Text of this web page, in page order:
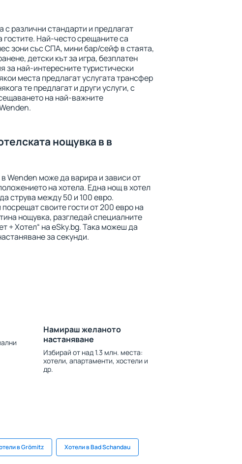
с различни стандарти и предлагат
гостите. Най-често срещаните са
зони със СПА, мини бар/сейф в стаята,
детски кът за игра, безплатен
за най-интересните туристически
места предлагат услугата трансфер
те предлагат и други услуги, с
на най-важните
нощувка в в
Wenden може да варира и зависи от
на хотела. Една нощ в хотел
струва между 50 и 100 евро.
своите гости от 200 евро на
нощувка, разгледай специалните
+ Хотел“ на eSky.bg. Така можеш да
за секунди.
Намираш желаното
настаняване
Избирай от над 1.3 млн. места:
хотели, апартаменти, хостели и
др.
в Grömitz Хотели в Bad Schandau